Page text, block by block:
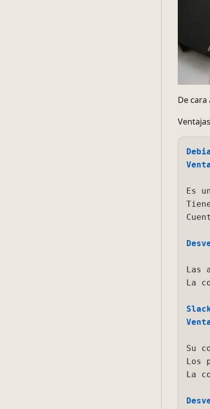
De
Es
Las
Su
Los
Los